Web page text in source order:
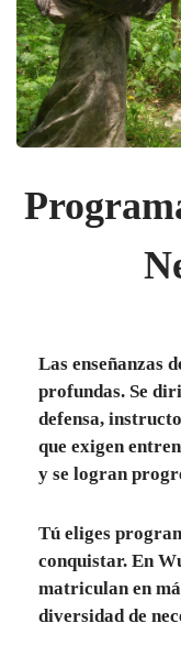
Las enseñanzas
profundas. Se
defensa,
que exigen
y se logran
Tú eliges
conquistar. En
matriculan en
diversidad de